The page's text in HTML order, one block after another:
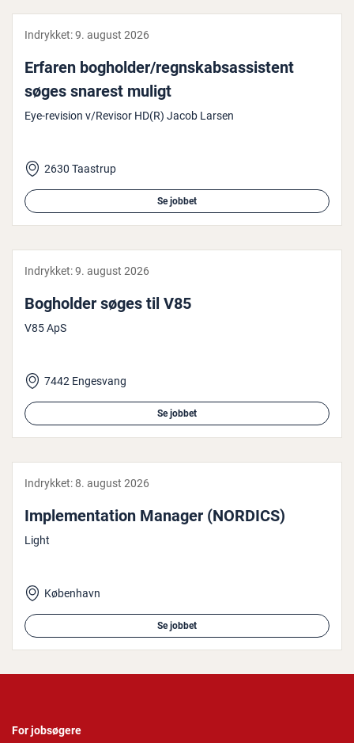
Indrykket:9. august 2026
Erfaren bogholder/regn­skabsas­si­stent
søges snarest muligt
Eye-revision v/Revisor HD(R) Jacob Larsen
2630 Taastrup
Se jobbet
Indrykket:9. august 2026
Bogholder søges til V85
V85 ApS
7442 Engesvang
Se jobbet
Indrykket:8. august 2026
Im­ple­men­ta­tion Manager (NORDICS)
Light
København
Se jobbet
For jobsøgere